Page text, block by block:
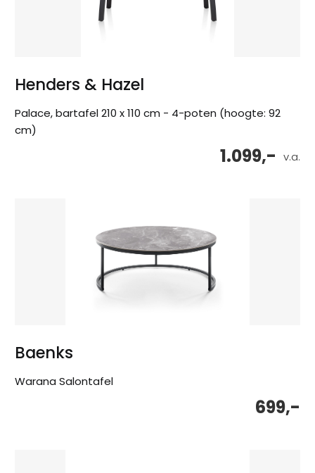
Henders & Hazel
Palace, bartafel 210 x 110 cm - 4-poten (hoogte: 92
cm)
v.a.
1.099,-
Baenks
Warana Salontafel
699,-